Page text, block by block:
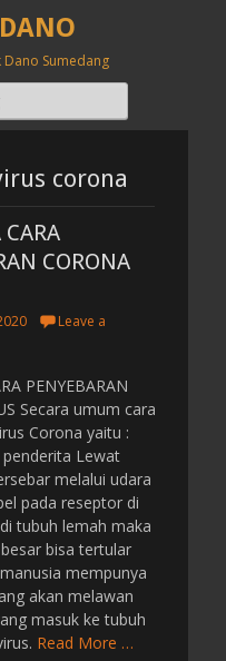
Dano Sumedang
corona
CORONA
Leave a
PENYEBARAN
Secara umum cara
Corona yaitu :
Lewat
melalui udara
pada reseptor di
tubuh lemah maka
bisa tertular
mempunya
akan melawan
masuk ke tubuh
Read More …